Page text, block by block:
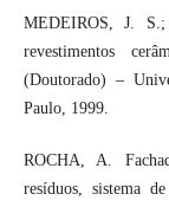
MEDEIROS, J.
revestimentos
(Doutorado) –
Paulo, 1999.
ROCHA, A.
resíduos, sistema